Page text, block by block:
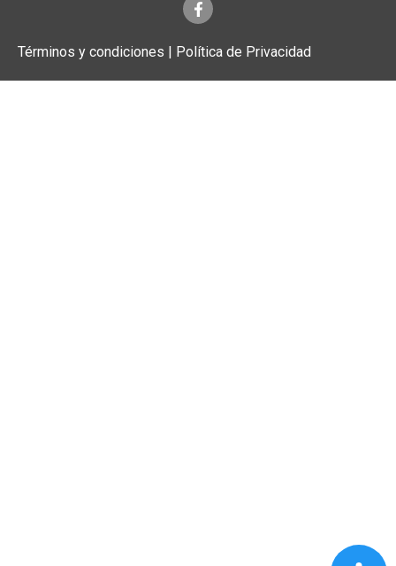
Términos y condiciones | Política de Privacidad